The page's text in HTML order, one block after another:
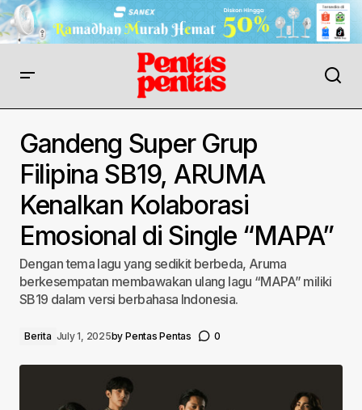
Gandeng Super Grup
Filipina SB19, ARUMA
Kenalkan Kolaborasi
Emosional di Single “MAPA”
Dengan tema lagu yang sedikit berbeda, Aruma
berkesempatan membawakan ulang lagu “MAPA” miliki
SB19 dalam versi berbahasa Indonesia.
Berita July 1, 2025by Pentas Pentas 0